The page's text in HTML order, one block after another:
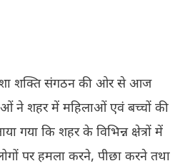
शक्ति संगठन की ओर से आज
ने शहर में महिलाओं एवं बच्चों की
गया कि शहर के विभिन्न क्षेत्रों में
पर हमला करने, पीछा करने तथा